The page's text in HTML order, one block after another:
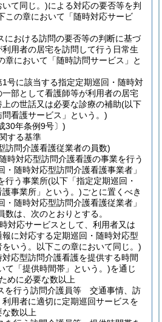
いて同じ。)による対応の要否等を判
この章において「随時対応サービ
における訪問の要否等の判断に基づ
用者の居宅を訪問して行う日常生
章において「随時訪問サービス」と
号に該当する指定定期巡回・随時対
部として看護師等が利用者の居宅
の世話又は必要な診療の補助(以下
看護サービス」という。)
30年条例9号〕)
する基準
訪問介護看護従業者の員数)
時対応型訪問介護看護の事業を行う
・随時対応型訪問介護看護事業者」
行う事業所(以下「指定定期巡回・
事業所」という。)ごとに置くべき
・随時対応型訪問介護看護従業者」
数は、次のとおりとする。
対応サービスとして、利用者又は
に対応する定期巡回・随時対応型
いう。以下この章において同じ。)
応型訪問介護看護を提供する時間
て「提供時間帯」という。)を通じ
めに必要な数以上
を行う訪問介護員等 交通事情、訪
用者に適切に定期巡回サービスを
数以上